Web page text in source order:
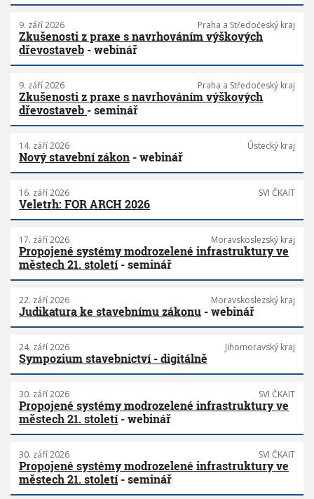
9. září 2026 Praha a Středočeský kraj
Zkušenosti z praxe s navrhováním výškových
dřevostaveb - webinář
9. září 2026 Praha a Středočeský kraj
Zkušenosti z praxe s navrhováním výškových
dřevostaveb - seminář
14. září 2026 Ústecký kraj
Nový stavební zákon - webinář
16. září 2026 SVI ČKAIT
Veletrh: FOR ARCH 2026
17. září 2026 Moravskoslezský kraj
Propojené systémy modrozelené infrastruktury ve
městech 21. století- seminář
22. září 2026 Moravskoslezský kraj
Judikatura ke stavebnímu zákonu - webinář
24. září 2026 Jihomoravský kraj
Sympozium stavebnictví - digitálně
30. září 2026 SVI ČKAIT
Propojené systémy modrozelené infrastruktury ve
městech 21. století- webinář
30. září 2026 SVI ČKAIT
Propojené systémy modrozelené infrastruktury ve
městech 21. století- seminář